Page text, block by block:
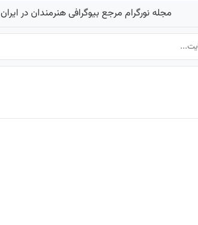
مجله نورگرام مرجع بیوگرافی هنرمندان در ایران